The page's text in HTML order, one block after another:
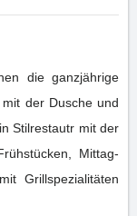
die ganzjährige
der Dusche und
Stilrestautr mit der
Mittag-
Grillspezialitäten